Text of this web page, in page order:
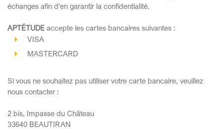
échanges afin d'en garantir la confidentialité.
APTÉTUDE accepte les cartes bancaires suivantes :
VISA
MASTERCARD
Si vous ne souhaitez pas utiliser votre carte bancaire, veuillez
nous contacter :
2 bis, Impasse du Château
33640 BEAUTIRAN